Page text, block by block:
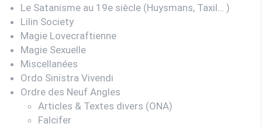
Le Satanisme au 19e siècle (Huysmans, Taxil… )
Lilin Society
Magie Lovecraftienne
Magie Sexuelle
Miscellanées
Ordo Sinistra Vivendi
Ordre des Neuf Angles
Articles & Textes divers (ONA)
Falcifer